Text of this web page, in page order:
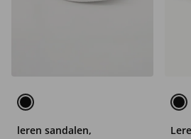
leren sandalen,